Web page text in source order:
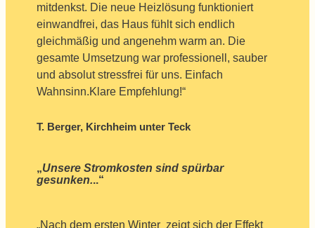
mitdenkst. Die neue Heizlösung funktioniert
einwandfrei, das Haus fühlt sich endlich
gleichmäßig und angenehm warm an. Die
gesamte Umsetzung war professionell, sauber
und absolut stressfrei für uns. Einfach
Wahnsinn.Klare Empfehlung!“
T. Berger, Kirchheim unter Teck
„Unsere Stromkosten sind spürbar
gesunken...“
„Nach dem ersten Winter zeigt sich der Effekt